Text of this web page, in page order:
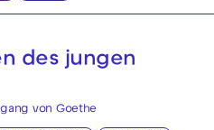
des jungen
von Goethe